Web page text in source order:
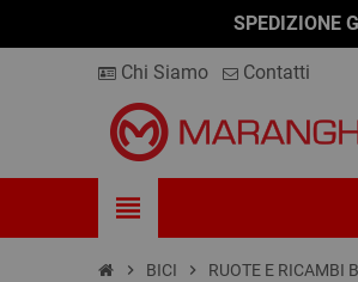
SPEDIZIONE
Chi Siamo Contatti
view_headline
chevron_right BICI chevron_right RUOTE E RICAMBI